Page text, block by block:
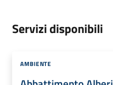
Servizi disponibili
AMBIENTE